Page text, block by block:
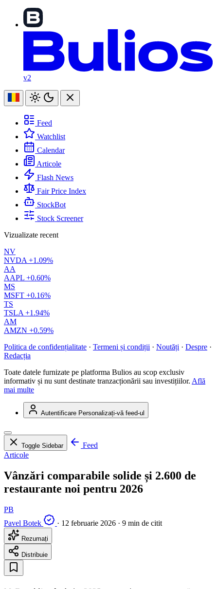
v2
Feed
Watchlist
Calendar
Articole
Flash News
Fair Price Index
StockBot
Stock Screener
Vizualizate recent
NV
NVDA +1.09%
AA
AAPL +0.60%
MS
MSFT +0.16%
TS
TSLA +1.94%
AM
AMZN +0.59%
Politica de confidențialitate · Termeni și condiții · Noutăți · Despre ·
Redacția
Toate datele furnizate pe platforma Bulios au scop exclusiv
informativ și nu sunt destinate tranzacționării sau investițiilor. Află
mai multe
Autentificare Personalizați-vă feed-ul
Toggle Sidebar
Feed
Articole
Vânzări comparabile solide și 2.600 de
restaurante noi pentru 2026
PB
Pavel Botek
· 12 februarie 2026 · 9 min de citit
Rezumați
Distribuie